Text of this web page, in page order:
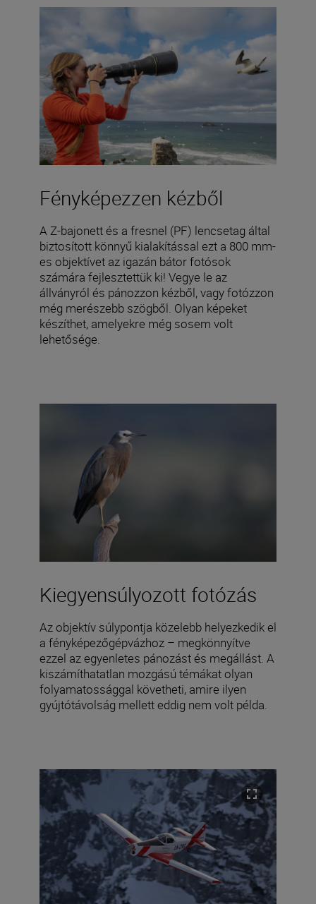
Fényképezzen kézből
A Z-bajonett és a fresnel (PF) lencsetag által
biztosított könnyű kialakítással ezt a 800 mm-
es objektívet az igazán bátor fotósok
számára fejlesztettük ki! Vegye le az
állványról és pánozzon kézből, vagy fotózzon
még merészebb szögből. Olyan képeket
készíthet, amelyekre még sosem volt
lehetősége.
Kiegyensúlyozott fotózás
Az objektív súlypontja közelebb helyezkedik el
a fényképezőgépvázhoz – megkönnyítve
ezzel az egyenletes pánozást és megállást. A
kiszámíthatatlan mozgású témákat olyan
folyamatossággal követheti, amire ilyen
gyújtótávolság mellett eddig nem volt példa.